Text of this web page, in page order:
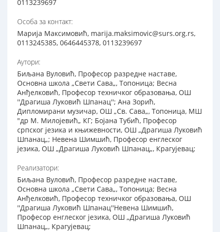
0113239697
Особа за контакт:
Марија Максимовић, marija.maksimovic@surs.org.rs,
0113245385, 0646445378, 0113239697
Аутори:
Биљана Вуловић, Професор разредне наставе,
Основна школа „Свети Сава„, Топоница; Весна
Анђелковић, Професор техничког образовања, OШ
''Драгиша Луковић Шпанац''; Ана Зорић,
Дипломирани музичар, ОШ „Св. Сава„, Топоница, МШ
"др М. Милојевић„ КГ; Бојана Тубић, Професор
српског језика и књижевности, ОШ „Драгиша Луковић
Шпанац„; Невена Шимшић, Професор енглеског
језика, ОШ „Драгиша Луковић Шпанац„, Крагујевац;
Реализатори:
Биљана Вуловић, Професор разредне наставе,
Основна школа „Свети Сава„, Топоница; Весна
Анђелковић, Професор техничког образовања, OШ
''Драгиша Луковић Шпанац''Невена Шимшић,
Професор енглеског језика, ОШ „Драгиша Луковић
Шпанац„, Крагујевац;